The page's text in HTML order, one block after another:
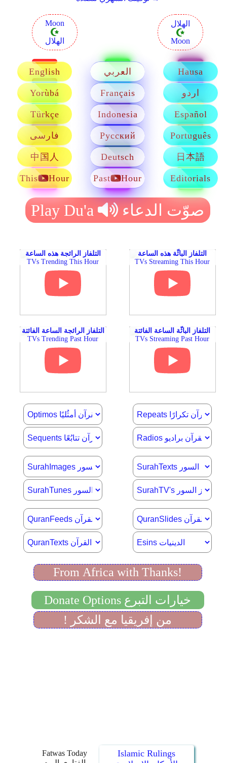
Fatwas Today
Islamic Rulings